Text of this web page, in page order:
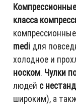
класса
medi для
холодное и
носком. Чулки
людей с
широким), а